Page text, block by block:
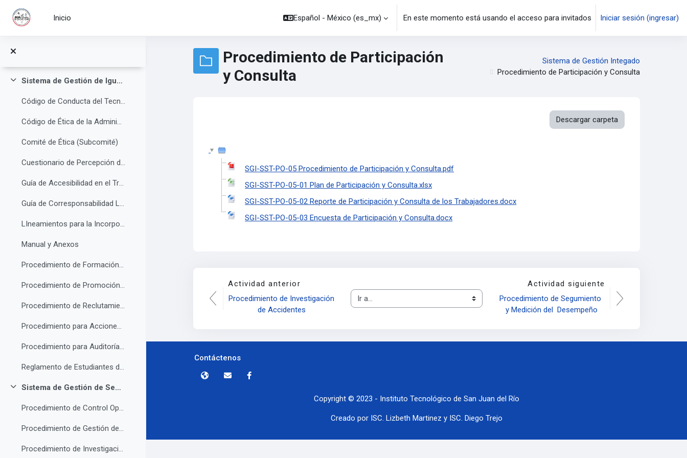
Inicio
Español - México ‎(es_mx)‎ En este momento está usando el acceso para invitados Iniciar sesión (ingresar)
Colapsar
Sistema de Gestión de Igualdad de Genero y no Discriminación
Código de Conducta del Tecnológico Nacional de México
Código de Ética de la Administración Pública Federal
Comité de Ética (Subcomité)
Cuestionario de Percepción de Clima Laboral y no Discriminación
Guía de Accesibilidad en el Trabajo
Guía de Corresponsabilidad Laboral, Familiar y Personal
LIneamientos para la Incorporación del Lenguaje Incluyente
Manual y Anexos
Procedimiento de Formación y Actualización del Capital Humano
Procedimiento de Promoción, Ascenso y Permanencia
Procedimiento de Reclutamiento, Selección y Contratación de Personal
Procedimiento para Acciones Correctivas y-o Correcciones
Procedimiento para Auditoría Interna
Reglamento de Estudiantes del Tecnológico Nacional de México
Colapsar
Sistema de Gestión de Seguridad y Salud en el Trabajo
Procedimiento de Control Operacional
Procedimiento de Gestión de Proveedores de Servicio Externo
Procedimiento de Investigación de Accidentes
Procedimiento de Participación
y Consulta
Sistema de Gestión Integado
Procedimiento de Participación y Consulta
Descargar carpeta
SGI-SST-PO-05 Procedimiento de Participación y Consulta.pdf
SGI-SST-PO-05-01 Plan de Participación y Consulta.xlsx
SGI-SST-PO-05-02 Reporte de Participación y Consulta de los Trabajadores.docx
SGI-SST-PO-05-03 Encuesta de Participación y Consulta.docx
Actividad anterior
Procedimiento de Investigación
de Accidentes
Ir a...
Actividad siguiente
Procedimiento de Segumiento
y Medición del  Desempeño
Contáctenos
Copyright © 2023 - Instituto Tecnológico de San Juan del Río
Creado por ISC. Lizbeth Martinez y ISC. Diego Trejo